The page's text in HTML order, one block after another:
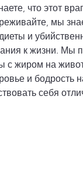
что этот
мы
и
к жизни. Мы
с жиром на
и бодрость
себя